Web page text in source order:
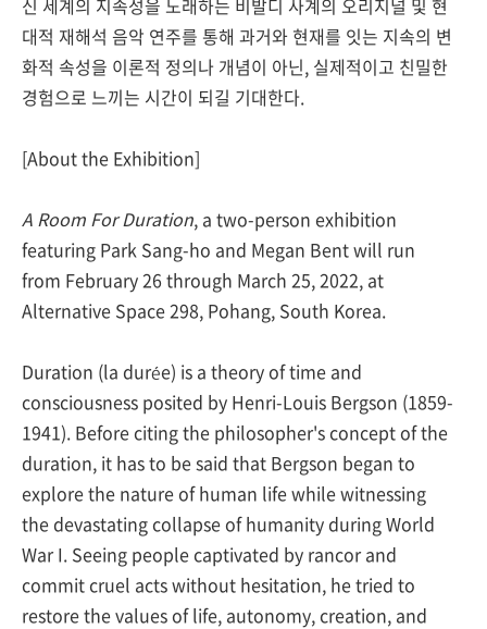
신 세계의 지속성을 노래하는 비발디 사계의 오리지널 및 현
대적 재해석 음악 연주를 통해 과거와 현재를 잇는 지속의 변
화적 속성을 이론적 정의나 개념이 아닌, 실제적이고 친밀한
경험으로 느끼는 시간이 되길 기대한다.
[About the Exhibition]
A Room For Duration, a two-person exhibition
featuring Park Sang-ho and Megan Bent will run
from February 26 through March 25, 2022, at
Alternative Space 298, Pohang, South Korea.
Duration (la durée) is a theory of time and
consciousness posited by Henri-Louis Bergson (1859-
1941). Before citing the philosopher's concept of the
duration, it has to be said that Bergson began to
explore the nature of human life while witnessing
the devastating collapse of humanity during World
War I. Seeing people captivated by rancor and
commit cruel acts without hesitation, he tried to
restore the values of life, autonomy, creation, and